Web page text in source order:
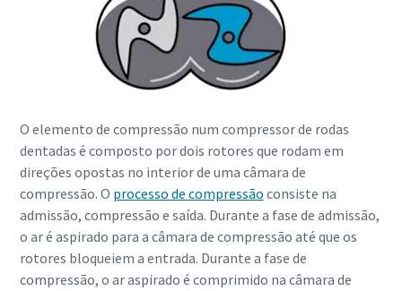
10 passos para uma produção ecológica e mais
eficiente
Redução de carbono para produção ecológica - tudo o que
precisa de saber
Descubra mais
O elemento de compressão num compressor de rodas
dentadas é composto por dois rotores que rodam em
direções opostas no interior de uma câmara de
compressão. O processo de compressão consiste na
admissão, compressão e saída. Durante a fase de admissão,
o ar é aspirado para a câmara de compressão até que os
rotores bloqueiem a entrada. Durante a fase de
compressão, o ar aspirado é comprimido na câmara de